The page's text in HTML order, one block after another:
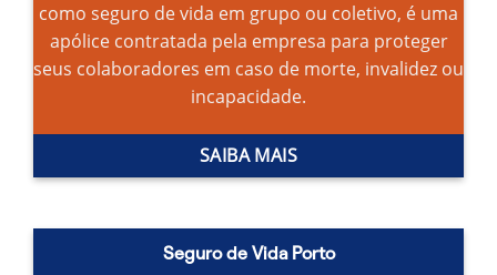
como seguro de vida em grupo ou coletivo, é uma
apólice contratada pela empresa para proteger
seus colaboradores em caso de morte, invalidez ou
incapacidade.
SAIBA MAIS
Seguro de Vida Porto